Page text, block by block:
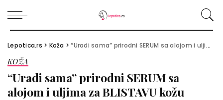
Lepotica.rs > Koža >“Uradi sama” prirodni SERUM sa alojom i uljima za BLISTAVU kožu
KOŽA
“Uradi sama” prirodni SERUM sa
alojom i uljima za BLISTAVU kožu